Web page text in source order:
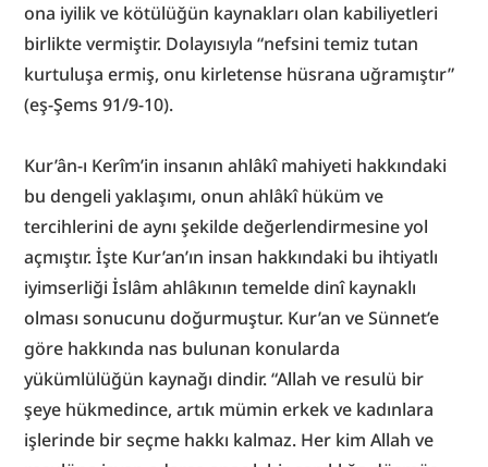
ona iyilik ve kötülüğün kaynakları olan kabiliyetleri
birlikte vermiştir. Dolayısıyla “nefsini temiz tutan
kurtuluşa ermiş, onu kirletense hüsrana uğramıştır”
(eş-Şems 91/9-10).
Kur’ân-ı Kerîm’in insanın ahlâkî mahiyeti hakkındaki
bu dengeli yaklaşımı, onun ahlâkî hüküm ve
tercihlerini de aynı şekilde değerlendirmesine yol
açmıştır. İşte Kur’an’ın insan hakkındaki bu ihtiyatlı
iyimserliği İslâm ahlâkının temelde dinî kaynaklı
olması sonucunu doğurmuştur. Kur’an ve Sünnet’e
göre hakkında nas bulunan konularda
yükümlülüğün kaynağı dindir. “Allah ve resulü bir
şeye hükmedince, artık mümin erkek ve kadınlara
işlerinde bir seçme hakkı kalmaz. Her kim Allah ve